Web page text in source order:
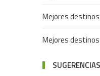
Mejores
Mejores
SUGERENCIAS